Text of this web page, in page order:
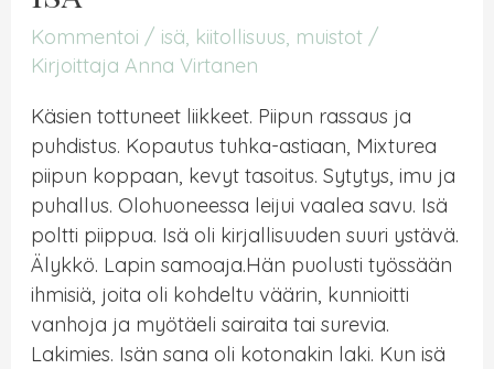
Kommentoi / isä, kiitollisuus, muistot /
KirjoittajaAnna Virtanen
Käsien tottuneet liikkeet. Piipun rassaus ja
puhdistus. Kopautus tuhka-astiaan, Mixturea
piipun koppaan, kevyt tasoitus. Sytytys, imu ja
puhallus. Olohuoneessa leijui vaalea savu. Isä
poltti piippua. Isä oli kirjallisuuden suuri ystävä.
Älykkö. Lapin samoaja.Hän puolusti työssään
ihmisiä, joita oli kohdeltu väärin, kunnioitti
vanhoja ja myötäeli sairaita tai surevia.
Lakimies. Isän sana oli kotonakin laki. Kun isä